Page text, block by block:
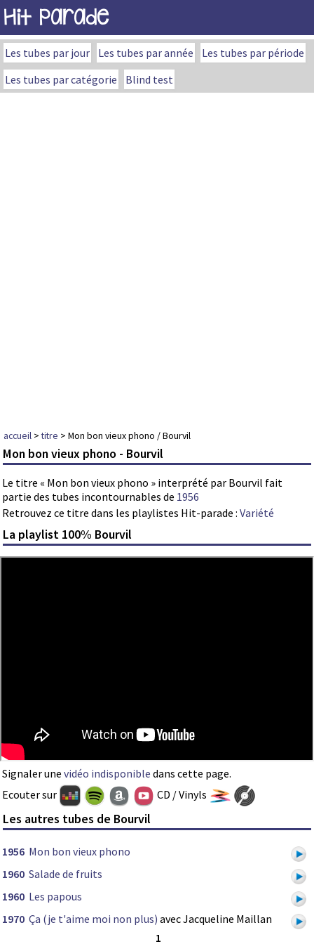
Hit Parade
Les tubes par jour Les tubes par année
Les tubes par période
Les tubes par catégorie
Blind test
accueil >titre > Mon bon vieux phono / Bourvil
Mon bon vieux phono - Bourvil
Le titre « Mon bon vieux phono » interprété par Bourvil fait
partie des tubes incontournables de 1956
Retrouvez ce titre dans les playlistes Hit-parade : Variété
La playlist 100% Bourvil
Signaler une vidéo indisponible dans cette page.
Ecouter sur
CD / Vinyls
Les autres tubes de Bourvil
1956 Mon bon vieux phono
1960 Salade de fruits
1960 Les papous
1970 Ça (je t'aime moi non plus) avec Jacqueline Maillan
1